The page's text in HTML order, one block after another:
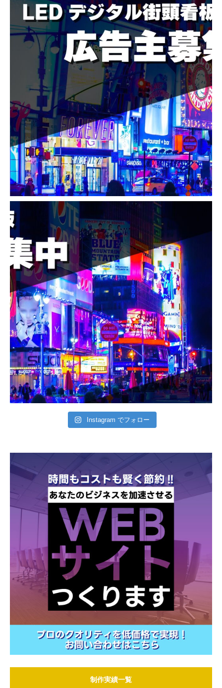
Instagram でフォロー
制作実績一覧